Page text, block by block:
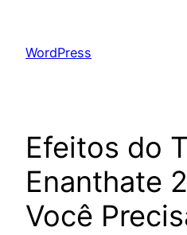
content
WordPress
Efeitos do
Enanthate
Você